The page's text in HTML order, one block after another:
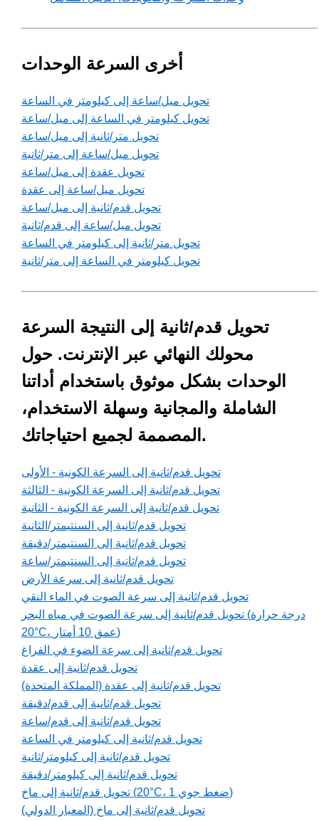
أخرى السرعة الوحدات
تحويل ميل/ساعة إلى كيلومتر في الساعة
تحويل كيلومتر في الساعة إلى ميل/ساعة
تحويل متر/ثانية إلى ميل/ساعة
تحويل ميل/ساعة إلى متر/ثانية
تحويل عقدة إلى ميل/ساعة
تحويل ميل/ساعة إلى عقدة
تحويل قدم/ثانية إلى ميل/ساعة
تحويل ميل/ساعة إلى قدم/ثانية
تحويل متر/ثانية إلى كيلومتر في الساعة
تحويل كيلومتر في الساعة إلى متر/ثانية
تحويل قدم/ثانية إلى النتيجة السرعة
محولك النهائي عبر الإنترنت. حول
الوحدات بشكل موثوق باستخدام أداتنا
الشاملة والمجانية وسهلة الاستخدام،
المصممة لجميع احتياجاتك.
تحويل قدم/ثانية إلى السرعة الكونية - الأولى
تحويل قدم/ثانية إلى السرعة الكونية - الثالثة
تحويل قدم/ثانية إلى السرعة الكونية - الثانية
تحويل قدم/ثانية إلى السنتيمتر/الثانية
تحويل قدم/ثانية إلى السنتيمتر/دقيقة
تحويل قدم/ثانية إلى السنتيمتر/ساعة
تحويل قدم/ثانية إلى سرعة الأرض
تحويل قدم/ثانية إلى سرعة الصوت في الماء النقي
تحويل قدم/ثانية إلى سرعة الصوت في مياه البحر (درجة حرارة
20°C، عمق 10 أمتار)
تحويل قدم/ثانية إلى سرعة الضوء في الفراغ
تحويل قدم/ثانية إلى عقدة
تحويل قدم/ثانية إلى عقدة (المملكة المتحدة)
تحويل قدم/ثانية إلى قدم/دقيقة
تحويل قدم/ثانية إلى قدم/ساعة
تحويل قدم/ثانية إلى كيلومتر في الساعة
تحويل قدم/ثانية إلى كيلومتر/ثانية
تحويل قدم/ثانية إلى كيلومتر/دقيقة
تحويل قدم/ثانية إلى ماخ (20°C، 1 ضغط جوي)
تحويل قدم/ثانية إلى ماخ (المعيار الدولي)